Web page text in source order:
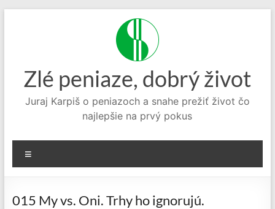
Zlé peniaze, dobrý život
Juraj Karpiš o peniazoch a snahe prežiť život čo
najlepšie na prvý pokus
015 My vs. Oni. Trhy ho ignorujú.